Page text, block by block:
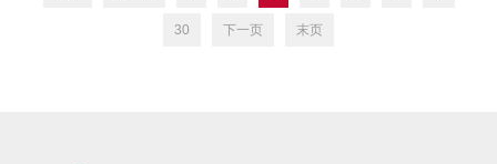
30 下一页 末页